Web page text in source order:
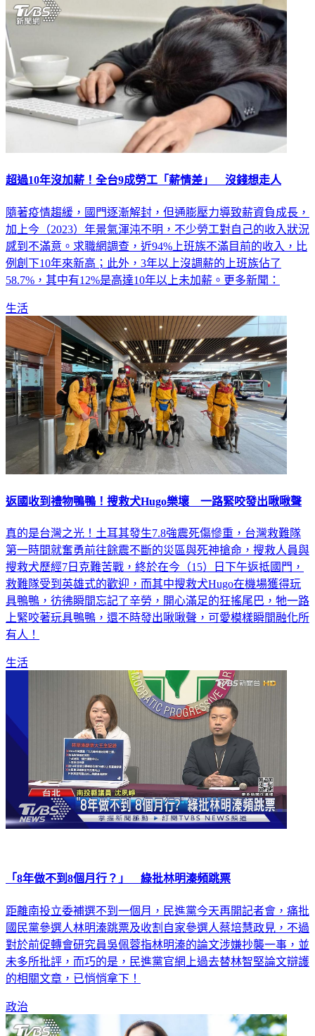
超過10年沒加薪！全台9成勞工「薪情差」 沒錢想走人
隨著疫情趨緩，國門逐漸解封，但通膨壓力導致薪資負成長，
加上今（2023）年景氣渾沌不明，不少勞工對自己的收入狀況
感到不滿意。求職網調查，近94%上班族不滿目前的收入，比
例創下10年來新高；此外，3年以上沒調薪的上班族佔了
58.7%，其中有12%是高達10年以上未加薪。更多新聞：
生活
返國收到禮物鴨鴨！搜救犬Hugo樂壞 一路緊咬發出啾啾聲
真的是台灣之光！土耳其發生7.8強震死傷慘重，台灣救難隊
第一時間就奮勇前往餘震不斷的災區與死神搶命，搜救人員與
搜救犬歷經7日克難苦戰，終於在今（15）日下午返抵國門，
救難隊受到英雄式的歡迎，而其中搜救犬Hugo在機場獲得玩
具鴨鴨，彷彿瞬間忘記了辛勞，開心滿足的狂搖尾巴，牠一路
上緊咬著玩具鴨鴨，還不時發出啾啾聲，可愛模樣瞬間融化所
有人！
生活
「8年做不到8個月行？」 綠批林明溱頻跳票
距離南投立委補選不到一個月，民進黨今天再開記者會，痛批
國民黨參選人林明溱跳票及收割自家參選人蔡培慧政見，不過
對於前促轉會研究員吳佩蓉指林明溱的論文涉嫌抄襲一事，並
未多所批評，而巧的是，民進黨官網上過去替林智堅論文辯護
的相關文章，已悄悄拿下！
政治